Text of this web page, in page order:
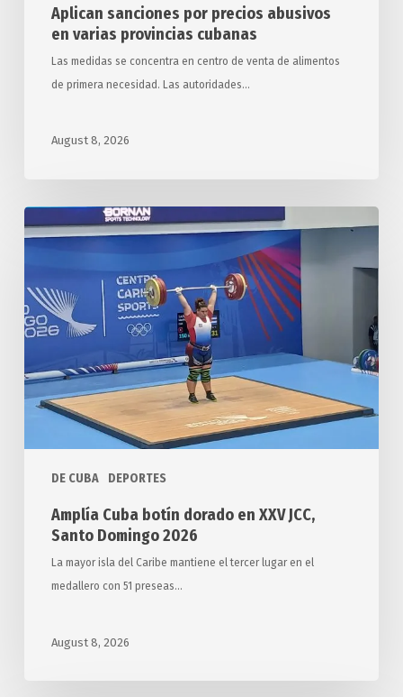
Aplican sanciones por precios abusivos
en varias provincias cubanas
Las medidas se concentra en centro de venta de alimentos
de primera necesidad. Las autoridades…
August 8, 2026
DE CUBA DEPORTES
Cuba
dorado
en
XXV
Santo
Domingo
Amplía Cuba botín dorado en XXV JCC,
Santo Domingo 2026
La mayor isla del Caribe mantiene el tercer lugar en el
medallero con 51 preseas…
August 8, 2026